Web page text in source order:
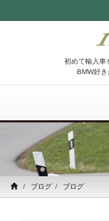
初めて輸入車
BMW好
ブログ ブログ